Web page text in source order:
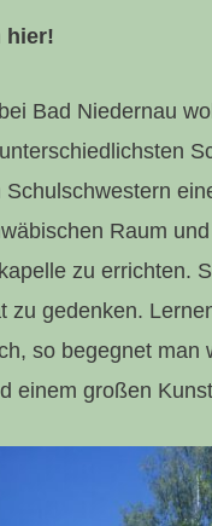
hier!
Bad Niedernau
Raum
zu errichten.
zu gedenken.
so begegnet
einem großen